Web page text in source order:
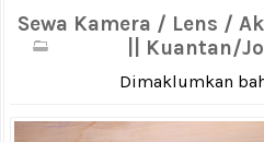
Sewa Kamera / Lens /
|| Kuantan/
Dimaklumkan